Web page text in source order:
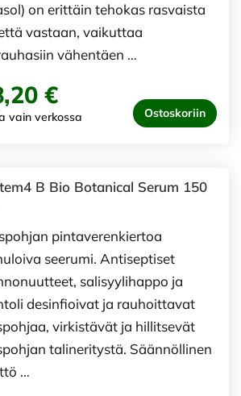
on erittäin tehokas rasvaista
vastaan, vaikuttaa
vähentäen …
€
vain verkossa Ostoskoriin
B Bio Botanical Serum 150
pintaverenkiertoa
seerumi. Antiseptiset
salisyylihappo ja
desinfioivat ja rauhoittavat
virkistävät ja hillitsevät
talineritystä. Säännöllinen
…